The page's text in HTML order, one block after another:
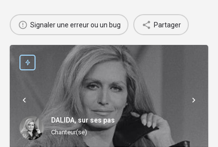
Signaler une erreur ou un bug Partager
DALIDA, sur ses pas
Chanteur(se)